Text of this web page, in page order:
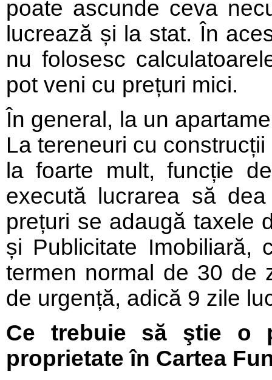
poate ascunde ceva
lucrează și la stat. În
nu folosesc
pot veni cu prețuri mici.
În general, la un
La tereneuri cu
la foarte mult, funcție
execută lucrarea să
prețuri se adaugă taxele
și Publicitate
termen normal de 30 de
de urgență, adică 9 zile
Ce trebuie să ştie o
proprietate în Cartea